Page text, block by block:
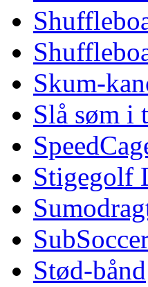
Skum-
Slå søm i
Stigegolf
Stød-bånd